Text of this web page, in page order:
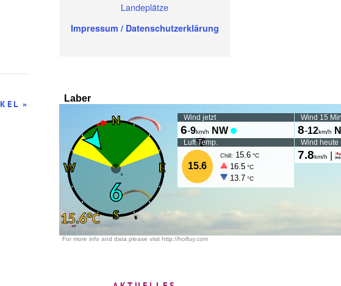
»
Landeplätze
Impressum / Datenschutzerklärung